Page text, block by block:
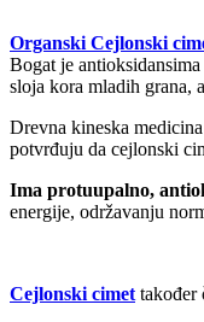
Organski Cejlonski
Bogat je
sloja kora mladih grana,
Drevna kineska
potvrđuju da cejlonski
Ima protuupalno,
energije, održavanju
Cejlonski cimet također